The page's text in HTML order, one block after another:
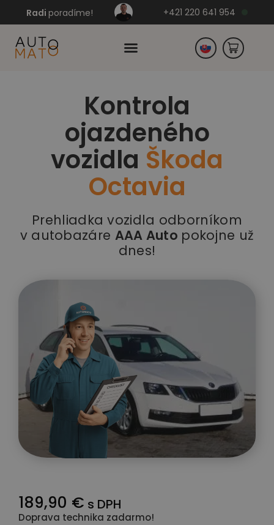
Radi poradíme! +421 220 641 954
Kontrola
ojazdeného
vozidla Škoda
Octavia
Prehliadka vozidla odborníkom
v autobazáre AAA Auto pokojne už
dnes!
189,90 € s DPH
Doprava technika zadarmo!